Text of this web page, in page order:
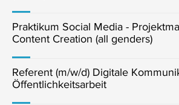
Praktikum Social Media -
Content Creation (all genders)
Referent (m/w/d) Digitale
Öffentlichkeitsarbeit